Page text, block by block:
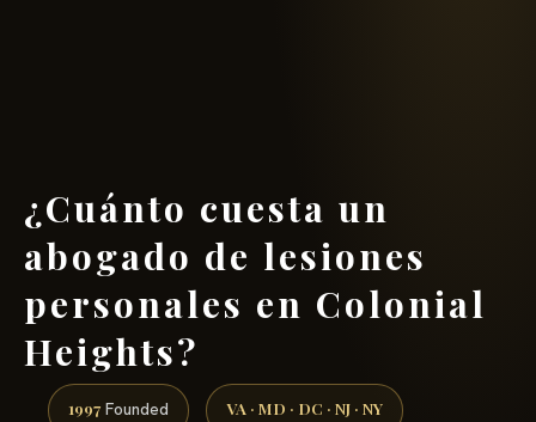
¿Cuánto cuesta un
abogado de lesiones
personales en Colonial
Heights?
1997 Founded VA · MD · DC · NJ · NY